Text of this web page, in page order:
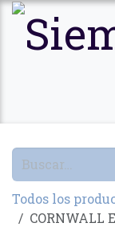
Ir al contenido
Todos los
CORNWALL